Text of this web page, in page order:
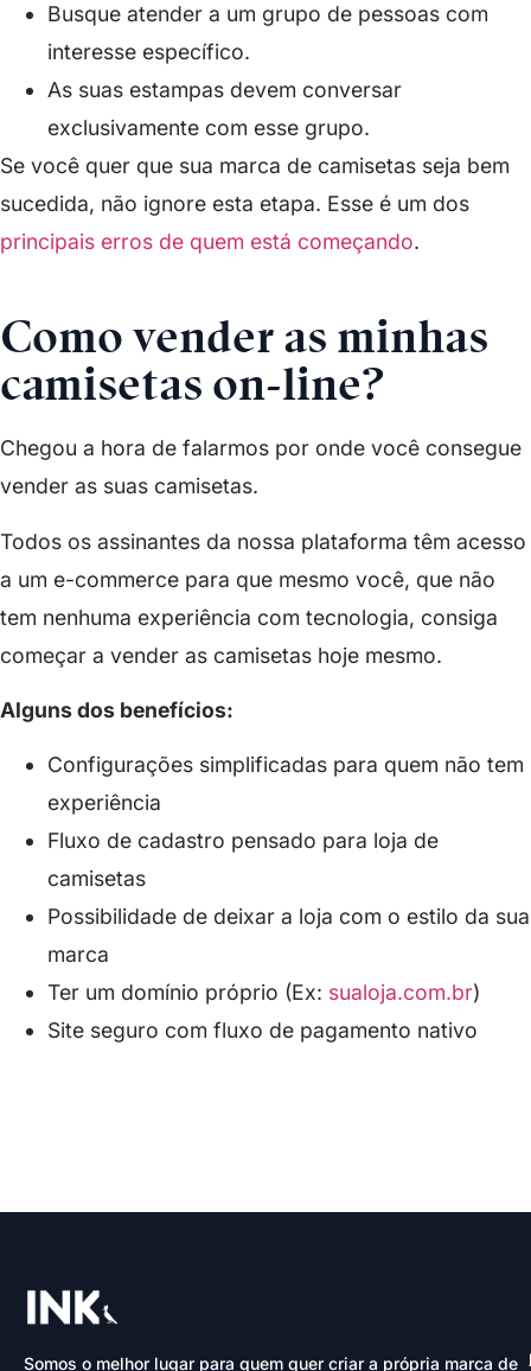
Busque atender a um grupo de pessoas com
interesse específico.
As suas estampas devem conversar
exclusivamente com esse grupo.
Se você quer que sua marca de camisetas seja bem
sucedida, não ignore esta etapa. Esse é um dos
principais erros de quem está começando.
Como vender as minhas
camisetas on-line?
Chegou a hora de falarmos por onde você consegue
vender as suas camisetas.
Todos os assinantes da nossa plataforma têm acesso
a um e-commerce para que mesmo você, que não
tem nenhuma experiência com tecnologia, consiga
começar a vender as camisetas hoje mesmo.
Alguns dos benefícios:
Configurações simplificadas para quem não tem
experiência
Fluxo de cadastro pensado para loja de
camisetas
Possibilidade de deixar a loja com o estilo da sua
marca
Ter um domínio próprio (Ex: sualoja.com.br)
Site seguro com fluxo de pagamento nativo
Somos o melhor lugar para quem quer criar a própria marca de